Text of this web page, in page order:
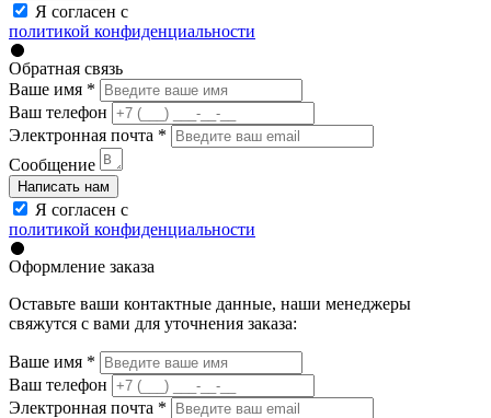
Я согласен с
политикой конфиденциальности
Обратная связь
Ваше имя *
Ваш телефон
Электронная почта *
Сообщение
Написать нам
Я согласен с
политикой конфиденциальности
Оформление заказа
Оставьте ваши контактные данные, наши менеджеры
свяжутся с вами для уточнения заказа:
Ваше имя *
Ваш телефон
Электронная почта *